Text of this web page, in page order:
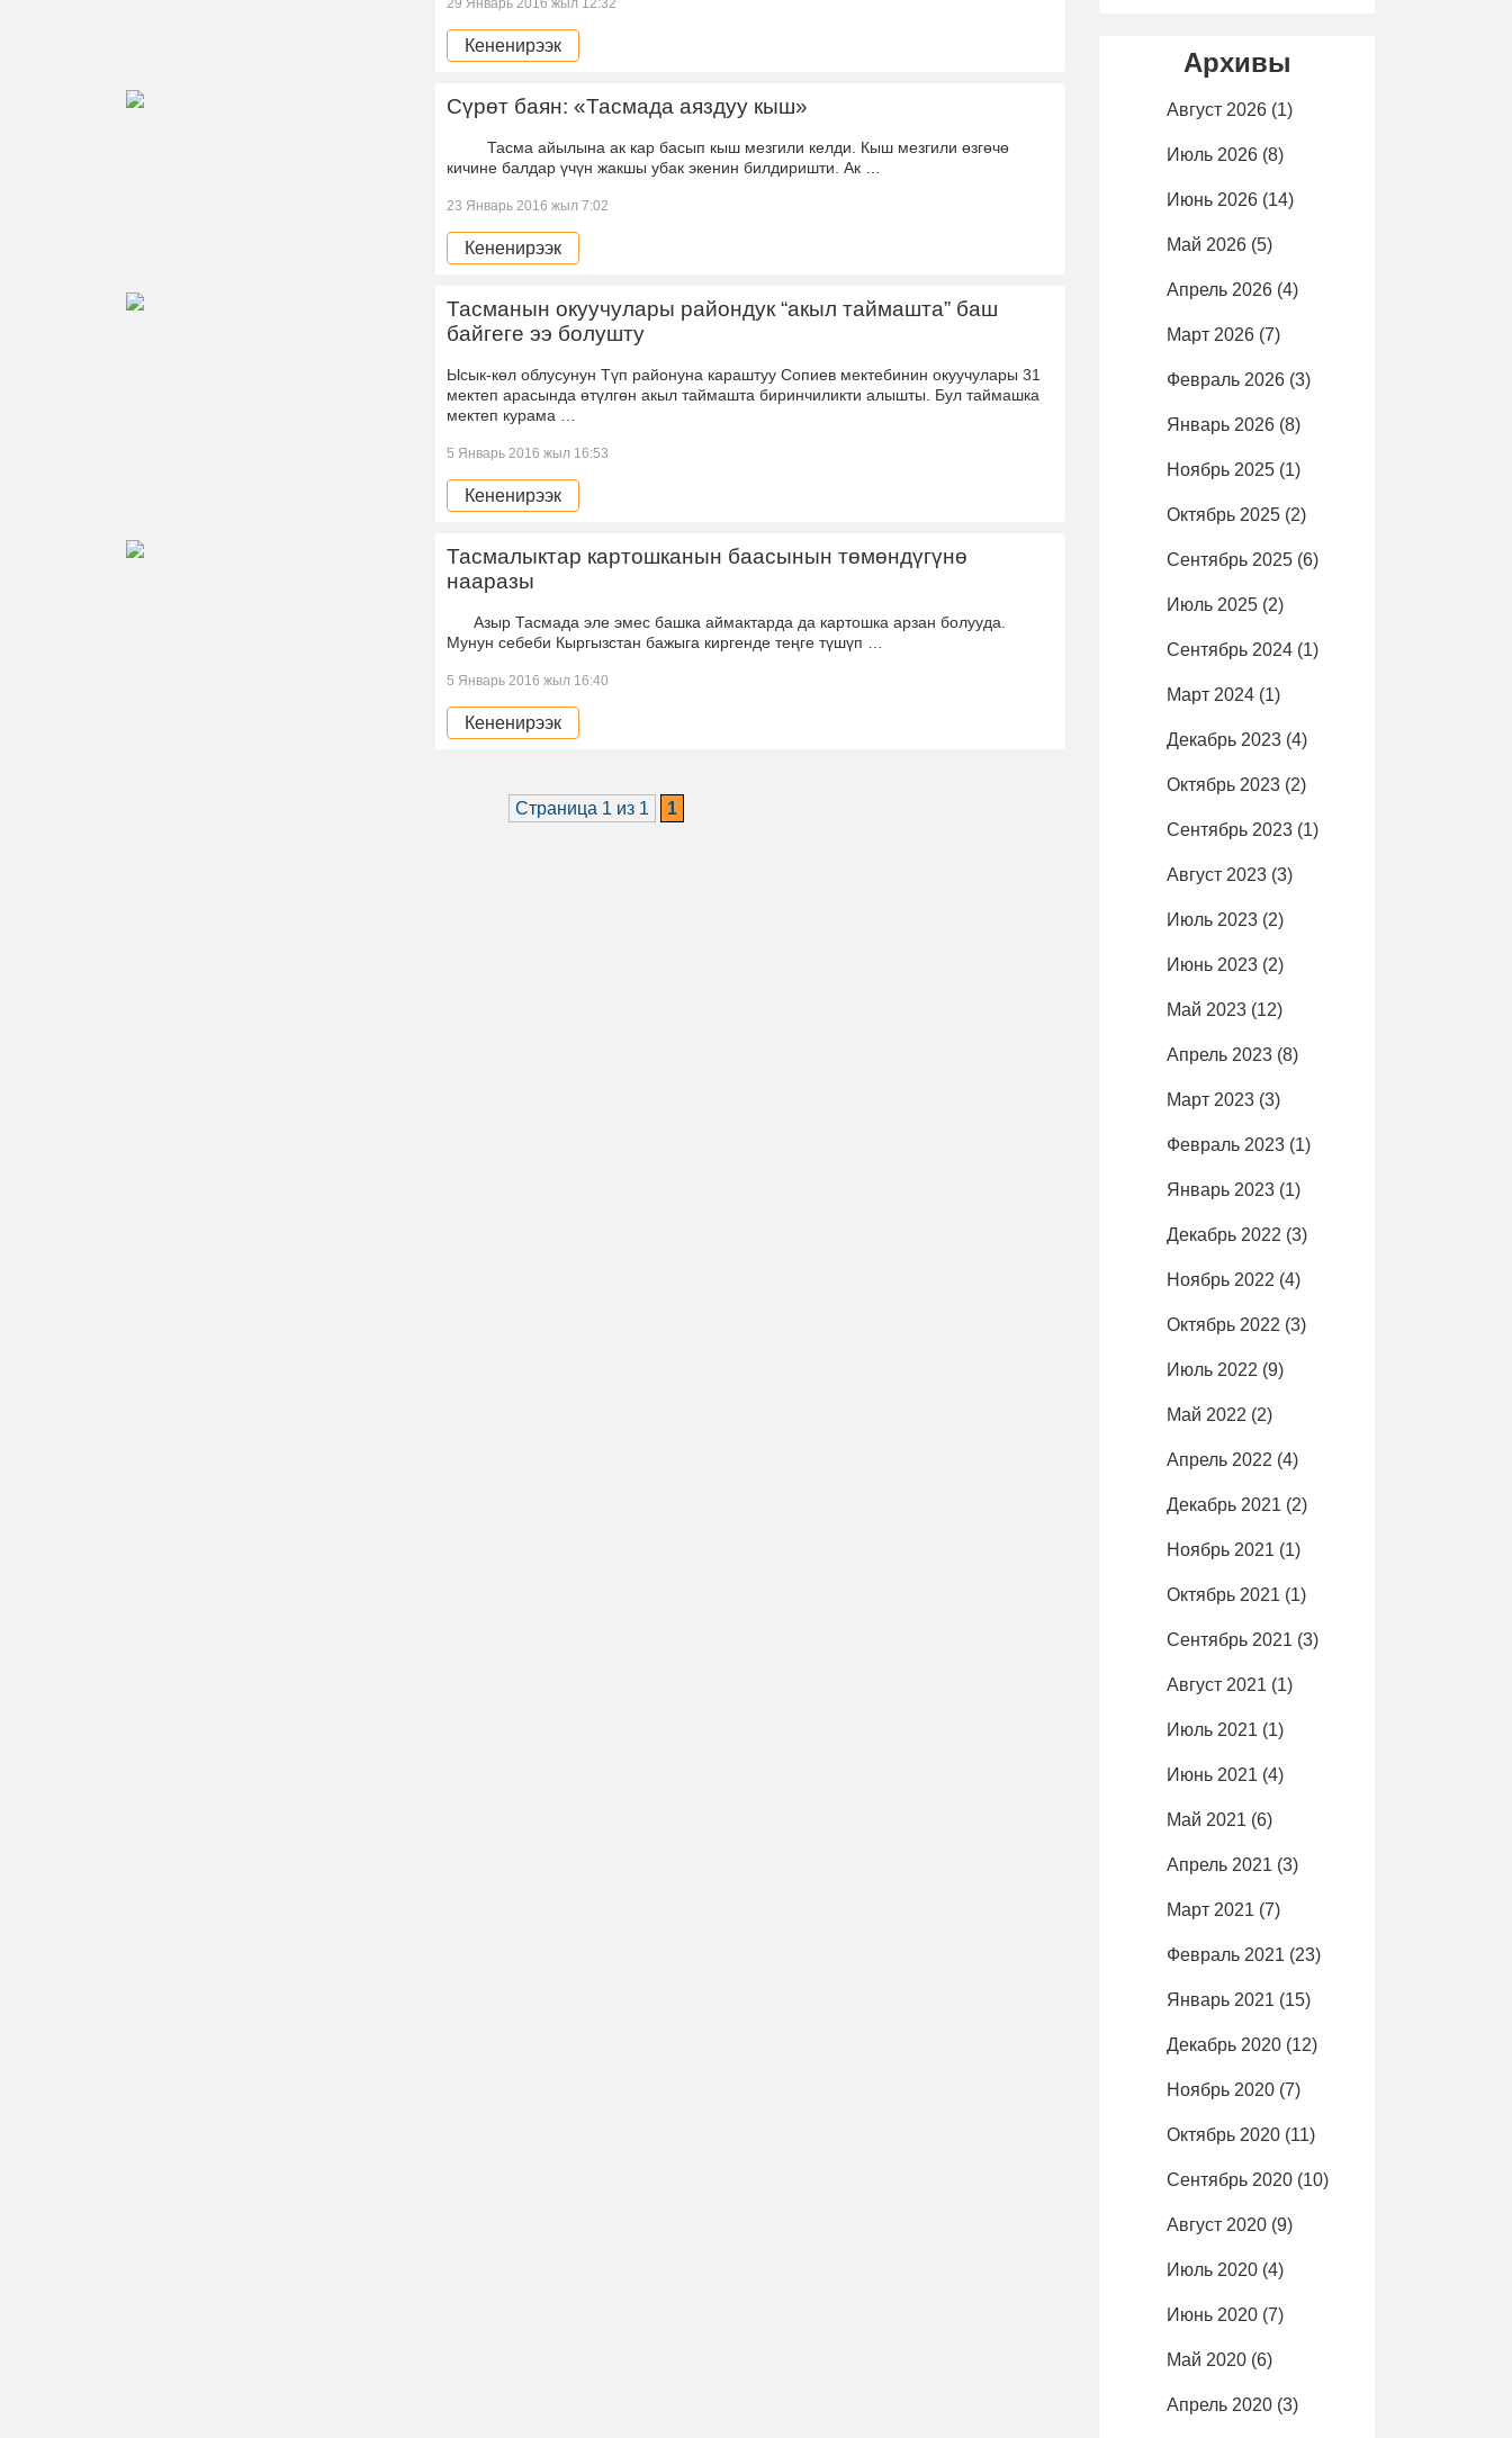
29 Январь 2016 жыл 12:32
Кененирээк
Сүрөт баян: «Тасмада аяздуу кыш»
Тасма айылына ак кар басып кыш мезгили келди. Кыш мезгили өзгөчө
кичине балдар үчүн жакшы убак экенин билдиришти. Ак …
23 Январь 2016 жыл 7:02
Кененирээк
Тасманын окуучулары райондук “акыл таймашта” баш
байгеге ээ болушту
Ысык-көл облусунун Түп районуна караштуу Сопиев мектебинин окуучулары 31
мектеп арасында өтүлгөн акыл таймашта биринчиликти алышты. Бул таймашка
мектеп курама …
5 Январь 2016 жыл 16:53
Кененирээк
Тасмалыктар картошканын баасынын төмөндүгүнө
нааразы
Азыр Тасмада эле эмес башка аймактарда да картошка арзан болууда.
Мунун себеби Кыргызстан бажыга киргенде теңге түшүп …
5 Январь 2016 жыл 16:40
Кененирээк
Страница 1 из 1 1
Архивы
Август 2026 (1)
Июль 2026 (8)
Июнь 2026 (14)
Май 2026 (5)
Апрель 2026 (4)
Март 2026 (7)
Февраль 2026 (3)
Январь 2026 (8)
Ноябрь 2025 (1)
Октябрь 2025 (2)
Сентябрь 2025 (6)
Июль 2025 (2)
Сентябрь 2024 (1)
Март 2024 (1)
Декабрь 2023 (4)
Октябрь 2023 (2)
Сентябрь 2023 (1)
Август 2023 (3)
Июль 2023 (2)
Июнь 2023 (2)
Май 2023 (12)
Апрель 2023 (8)
Март 2023 (3)
Февраль 2023 (1)
Январь 2023 (1)
Декабрь 2022 (3)
Ноябрь 2022 (4)
Октябрь 2022 (3)
Июль 2022 (9)
Май 2022 (2)
Апрель 2022 (4)
Декабрь 2021 (2)
Ноябрь 2021 (1)
Октябрь 2021 (1)
Сентябрь 2021 (3)
Август 2021 (1)
Июль 2021 (1)
Июнь 2021 (4)
Май 2021 (6)
Апрель 2021 (3)
Март 2021 (7)
Февраль 2021 (23)
Январь 2021 (15)
Декабрь 2020 (12)
Ноябрь 2020 (7)
Октябрь 2020 (11)
Сентябрь 2020 (10)
Август 2020 (9)
Июль 2020 (4)
Июнь 2020 (7)
Май 2020 (6)
Апрель 2020 (3)